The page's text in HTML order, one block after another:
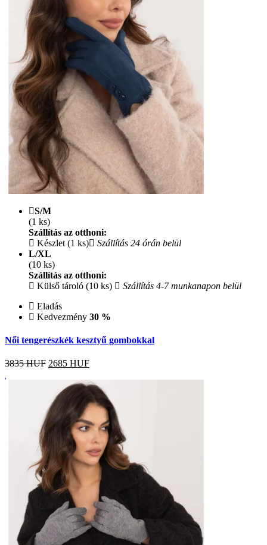
S/M
(1 ks)
Szállítás az otthoni:
Készlet (1 ks)
Szállítás 24 órán belül
L/XL
(10 ks)
Szállítás az otthoni:
Külső tároló (10 ks)
Szállítás 4-7 munkanapon belül
Eladás
Kedvezmény 30 %
Női tengerészkék kesztyű gombokkal
3835 HUF 2685 HUF